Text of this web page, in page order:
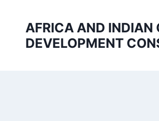
contenuAFRICA AND INDIAN
DEVELOPMENT